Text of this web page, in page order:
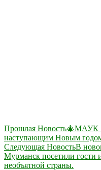
Навигация
по
записям
Прошлая Новость🎄МАУК
наступающим Новым
Следующая НовостьВ
Мурманск посетили гости
необъятной страны.